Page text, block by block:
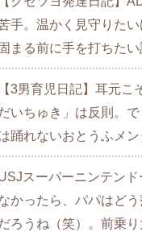
手。温かく見守りた
まる前に手を打ちたい
【3男育児日記】耳元こ
いちゅき」は反則。
踊れないおとうふメン
スーパーニンテン
かったら、パパはど
ろうね（笑）。前乗